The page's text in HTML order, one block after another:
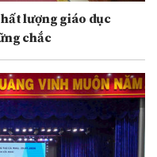
lượng giáo dục
chắc